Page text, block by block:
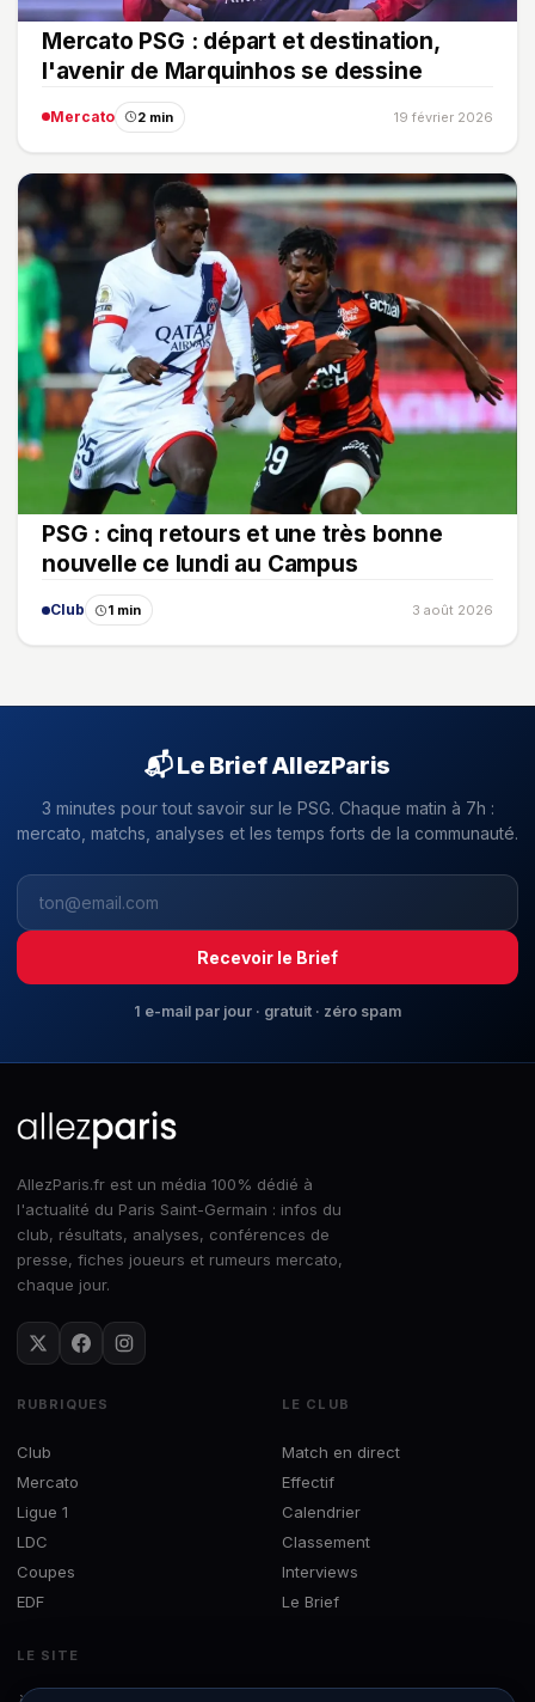
Mercato PSG : départ et destination,
l'avenir de Marquinhos se dessine
Mercato 2 min 19 février 2026
PSG : cinq retours et une très bonne
nouvelle ce lundi au Campus
Club 1 min 3 août 2026
📬 Le Brief AllezParis
3 minutes pour tout savoir sur le PSG. Chaque matin à 7h :
mercato, matchs, analyses et les temps forts de la communauté.
Recevoir le Brief
1 e-mail par jour · gratuit · zéro spam
AllezParis.fr est un média 100% dédié à
l'actualité du Paris Saint-Germain : infos du
club, résultats, analyses, conférences de
presse, fiches joueurs et rumeurs mercato,
chaque jour.
RUBRIQUES
Club
Mercato
Ligue 1
LDC
Coupes
EDF
LE CLUB
Match en direct
Effectif
Calendrier
Classement
Interviews
Le Brief
LE SITE